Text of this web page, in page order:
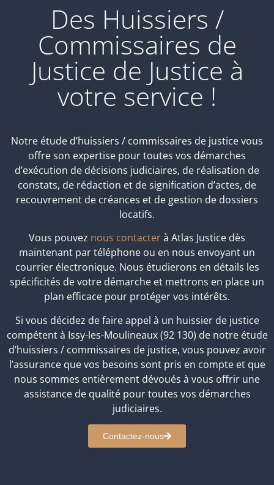
Des Huissiers /
Commissaires de
Justice de Justice à
votre service !
Notre étude d’huissiers / commissaires de justice vous
offre son expertise pour toutes vos démarches
d’exécution de décisions judiciaires, de réalisation de
constats, de rédaction et de signification d’actes, de
recouvrement de créances et de gestion de dossiers
locatifs.
Vous pouvez nous contacterà Atlas Justice dès
maintenant par téléphone ou en nous envoyant un
courrier électronique. Nous étudierons en détails les
spécificités de votre démarche et mettrons en place un
plan efficace pour protéger vos intérêts.
Si vous décidez de faire appel à un huissier de justice
compétent à Issy-les-Moulineaux (92 130) de notre étude
d’huissiers / commissaires de justice, vous pouvez avoir
l’assurance que vos besoins sont pris en compte et que
nous sommes entièrement dévoués à vous offrir une
assistance de qualité pour toutes vos démarches
judiciaires.
Contactez-nous